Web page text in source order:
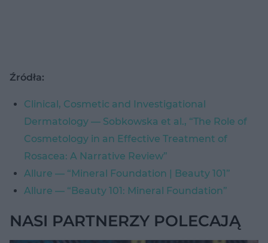
Źródła:
Clinical, Cosmetic and Investigational
Dermatology — Sobkowska et al., “The Role of
Cosmetology in an Effective Treatment of
Rosacea: A Narrative Review”
Allure — “Mineral Foundation | Beauty 101”
Allure — “Beauty 101: Mineral Foundation”
NASI PARTNERZY POLECAJĄ